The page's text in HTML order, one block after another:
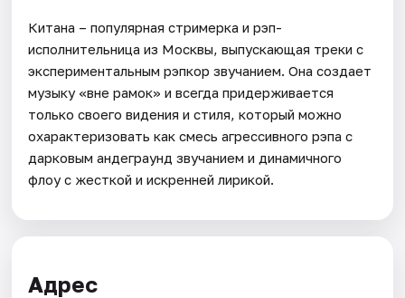
Китана – популярная стримерка и рэп-
исполнительница из Москвы, выпускающая треки с
экспериментальным рэпкор звучанием. Она создает
музыку «вне рамок» и всегда придерживается
только своего видения и стиля, который можно
охарактеризовать как смесь агрессивного рэпа с
дарковым андеграунд звучанием и динамичного
флоу с жесткой и искренней лирикой.
Адрес